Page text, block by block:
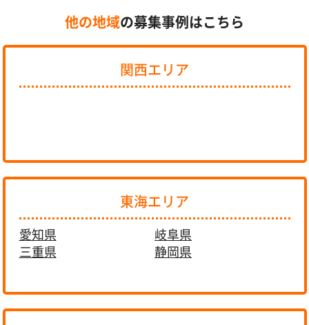
他の地域の募集事例はこちら
関西エリア
東海エリア
愛知県
岐阜県
三重県
静岡県